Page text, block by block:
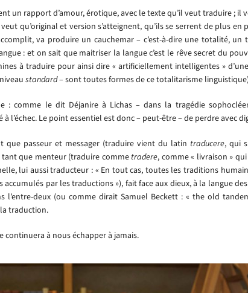
un rapport d’amour, érotique, avec le texte qu’il veut traduire ; il
qu’original et version s’atteignent, qu’ils se serrent de plus en
va produire un cauchemar – c’est-à-dire une totalité,
: et on sait que maitriser la langue c’est le rêve secret du
à traduire pour ainsi dire « artificiellement intelligentes »
standard– sont toutes formes de ce totalitarisme
: comme le dit Déjanire à Lichas – dans la tragédie
l’échec. Le point essentiel est donc – peut-être – de perdre avec
que passeur et messager (traduire vient du latin traducere, qui
tant que menteur (traduire comme tradere, comme « livraison »
lui aussi traducteur : « En tout cas, toutes les traditions
accumulés par les traductions »), fait face aux dieux, à la langue
l’entre-deux (ou comme dirait Samuel Beckett : « the old
traduction.
continuera à nous échapper à jamais.